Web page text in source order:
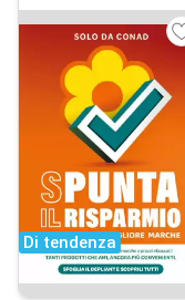
Di tendenza